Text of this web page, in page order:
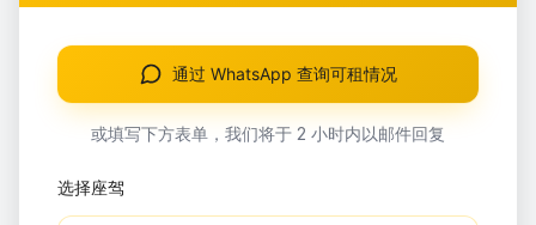
通过 WhatsApp 查询可租情况
或填写下方表单，我们将于 2 小时内以邮件回复
选择座驾